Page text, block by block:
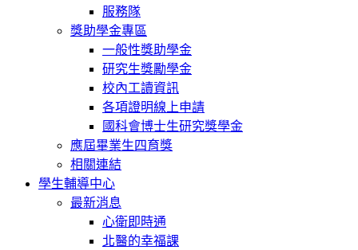
服務隊
獎助學金專區
一般性獎助學金
研究生獎勵學金
校內工讀資訊
各項證明線上申請
國科會博士生研究獎學金
應屆畢業生四育獎
相關連結
學生輔導中心
最新消息
心衛即時通
北醫的幸福課